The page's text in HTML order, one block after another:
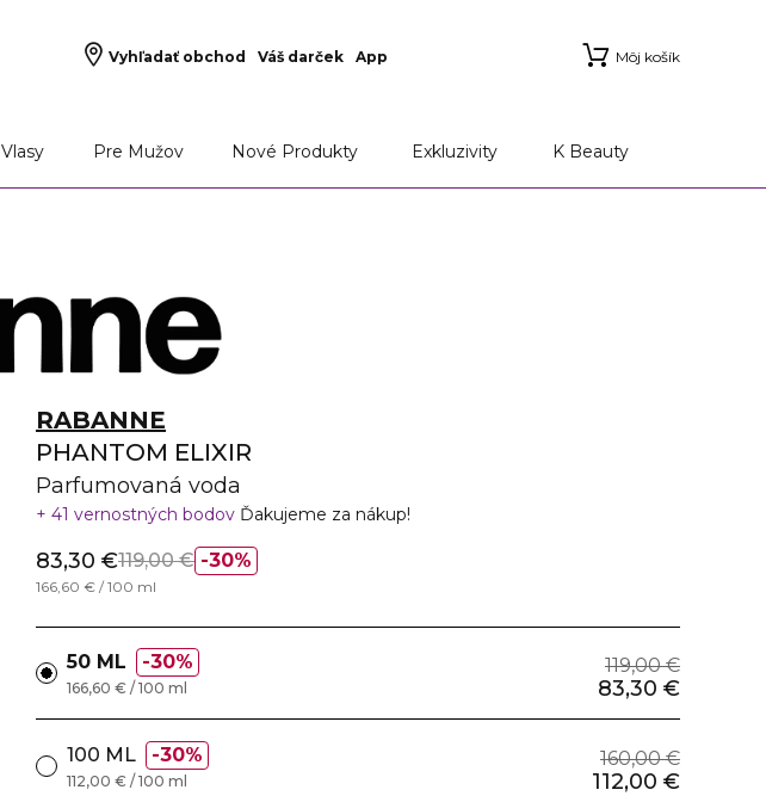
Vyhľadať obchod Váš darček App Môj košík
Vlasy Pre Mužov Nové Produkty Exkluzivity K Beauty
RABANNE
PHANTOM ELIXIR
Parfumovaná voda
41 vernostných bodov Ďakujeme za nákup!
30%
83,30 €119,00 €
166,60 € / 100 ml
50 ML 30% 119,00 €
83,30 €
166,60 € / 100 ml
100 ML 30% 160,00 €
112,00 €
112,00 € / 100 ml